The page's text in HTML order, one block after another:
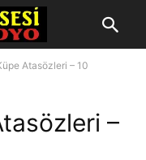
Atasözleri – 10
–